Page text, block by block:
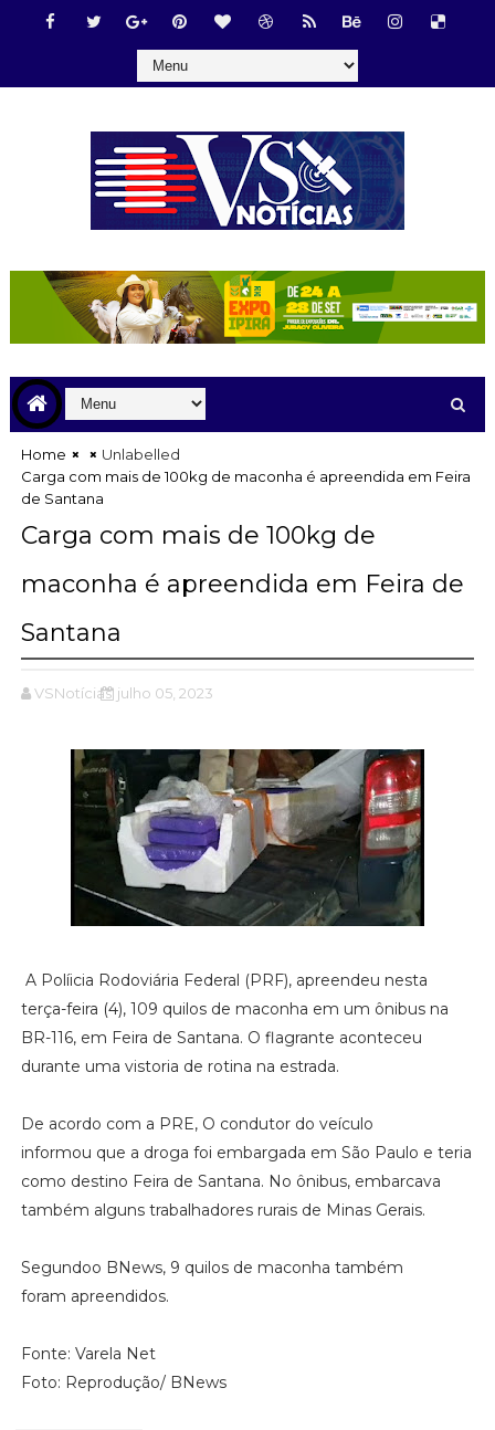
Home
Unlabelled
Carga com mais de 100kg de maconha é apreendida em Feira
de Santana
Carga com mais de 100kg de
maconha é apreendida em Feira de
Santana
VSNotícias julho 05, 2023
A Políicia Rodoviária Federal (PRF), apreendeu nesta
terça-feira (4), 109 quilos de maconha em um ônibus na
BR-116, em Feira de Santana. O flagrante aconteceu
durante uma vistoria de rotina na estrada.
De acordo com a PRE, O condutor do veículo
informou que a droga foi embargada em São Paulo e teria
como destino Feira de Santana. No ônibus, embarcava
também alguns trabalhadores rurais de Minas Gerais.
Segundoo BNews, 9 quilos de maconha também
foram apreendidos.
Fonte: Varela Net
Foto: Reprodução/ BNews